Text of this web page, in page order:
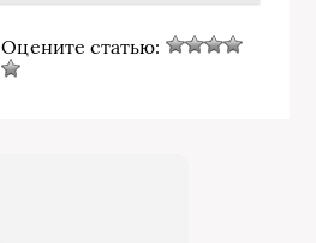
Оцените статью: